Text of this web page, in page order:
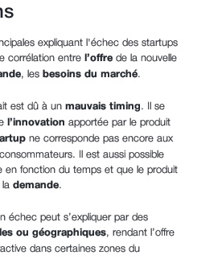
expliquant l'échec des startups
corrélation entre l’offre de la nouvelle
, les besoins du marché.
est dû à un mauvais timing. Il se
l’innovation apportée par le produit
ne corresponde pas encore aux
Il est aussi possible
en fonction du temps et que le produit
la demande.
échec peut s’expliquer par des
ou géographiques, rendant l’offre
dans certaines zones du